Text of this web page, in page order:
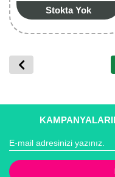
Stokta Yok